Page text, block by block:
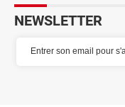
NEWSLETTER